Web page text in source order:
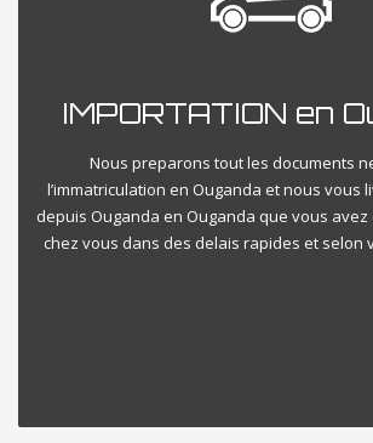
IMPORTATION en
Nous preparons tout les documents
l’immatriculation en Ouganda et nous vous
depuis Ouganda en Ouganda que vous
chez vous dans des delais rapides et selon